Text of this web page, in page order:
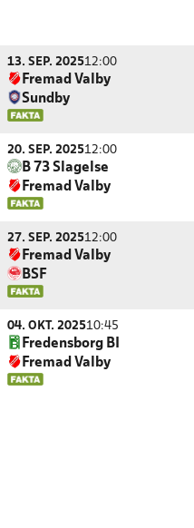
13. SEP. 202512:00
Fremad Valby
Sundby
20. SEP. 202512:00
B 73 Slagelse
Fremad Valby
27. SEP. 202512:00
Fremad Valby
BSF
04. OKT. 202510:45
Fredensborg BI
Fremad Valby